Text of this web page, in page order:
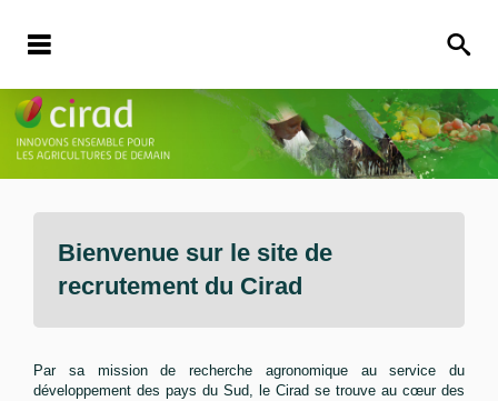
Bienvenue sur le site de
recrutement du Cirad
Par sa mission de recherche agronomique au service du
développement des pays du Sud, le Cirad se trouve au cœur des